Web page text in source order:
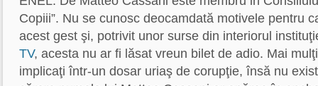
Copiii”. Nu se cunosc deocamdată motivele pentru
acest gest şi, potrivit unor surse din interiorul
TV, acesta nu ar fi lăsat vreun bilet de adio. Mai
implicaţi într-un dosar uriaş de corupţie, însă nu